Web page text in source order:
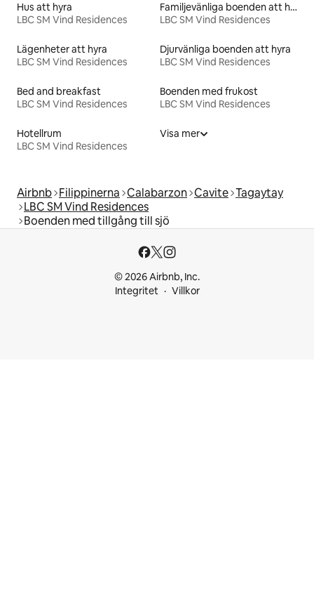
Hus att hyra
LBC SM Vind Residences
Familjevänliga boenden att hyra
LBC SM Vind Residences
Lägenheter att hyra
LBC SM Vind Residences
Djurvänliga boenden att hyra
LBC SM Vind Residences
Bed and breakfast
LBC SM Vind Residences
Boenden med frukost
LBC SM Vind Residences
Hotellrum
LBC SM Vind Residences
Visa mer
Airbnb Filippinerna Calabarzon Cavite Tagaytay
LBC SM Vind Residences
Boenden med tillgång till sjö
© 2026 Airbnb, Inc.
Integritet
Villkor